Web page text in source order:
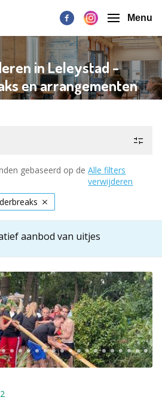
Menu
in Leleystad -
en arrangementen
gebaseerd op de Alle filters
verwijderen
aanbod van uitjes